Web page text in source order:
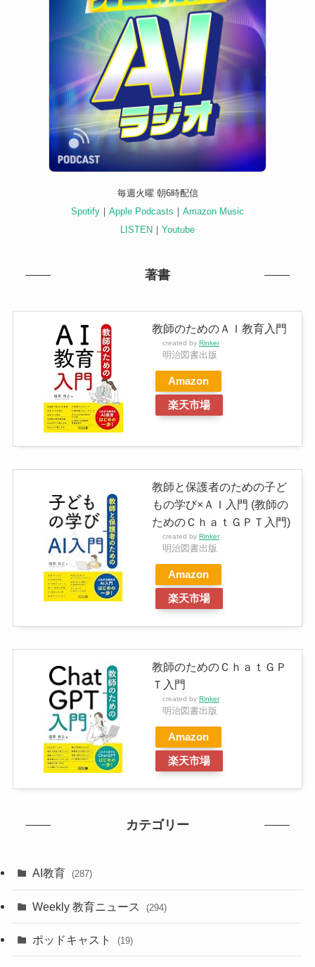
毎週火曜 朝6時配信
Spotify ｜ Apple Podcasts ｜ Amazon Music
LISTEN ｜ Youtube
著書
教師のためのＡＩ教育入門
created by Rinker
明治図書出版
Amazon
楽天市場
教師と保護者のための子ど
もの学び×ＡＩ入門 (教師の
ためのＣｈａｔＧＰＴ入門)
created by Rinker
明治図書出版
Amazon
楽天市場
教師のためのＣｈａｔＧＰ
Ｔ入門
created by Rinker
明治図書出版
Amazon
楽天市場
カテゴリー
AI教育 (287)
Weekly 教育ニュース (294)
ポッドキャスト (19)